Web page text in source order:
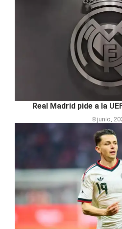
Real Madrid pide a la
8 junio,